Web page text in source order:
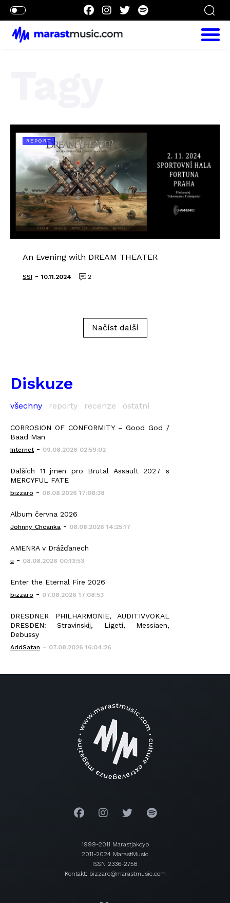
REPORT
An Evening with DREAM THEATER
SSI - 10.11.2024 2
Načíst další
Diskuze
všechny reporty recenze ostatní
CORROSION OF CONFORMITY – Good God /
Baad Man
Internet- 09.08.2026 02:59:02
Dalších 11 jmen pro Brutal Assault 2027 s
MERCYFUL FATE
bizzaro - 08.08.2026 17:08:38
Album června 2026
Johnny_Chcanka - 08.08.2026 14:25:17
AMENRA v Drážďanech
u - 08.08.2026 00:13:53
Enter the Eternal Fire 2026
bizzaro - 07.08.2026 17:08:53
DRESDNER PHILHARMONIE, AUDITIVVOKAL
DRESDEN: Stravinskij, Ligeti, Messiaen,
Debussy
AddSatan - 07.08.2026 16:04:26
1999-2011 Marastjakcyp
2011-2024 MarastMusic
ISSN 2336-2758
Kontakt: bizzaro@marastmusic.com